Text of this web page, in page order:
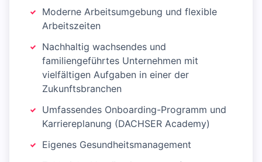
Moderne Arbeitsumgebung und flexible
Arbeitszeiten
Nachhaltig wachsendes und
familiengeführtes Unternehmen mit
vielfältigen Aufgaben in einer der
Zukunftsbranchen
Umfassendes Onboarding-Programm und
Karriereplanung (DACHSER Academy)
Eigenes Gesundheitsmanagement